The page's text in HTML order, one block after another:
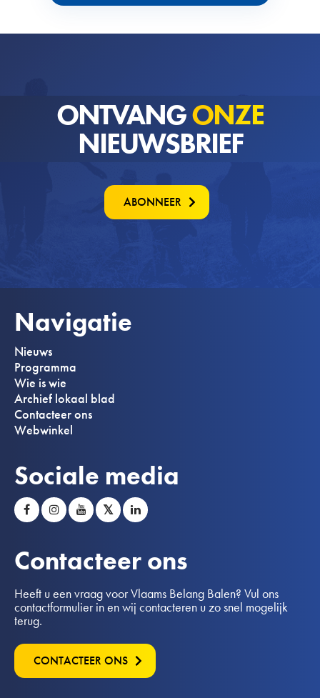
ONTVANGONZE
NIEUWSBRIEF
ABONNEER
Navigatie
Nieuws
Programma
Wie is wie
Archief lokaal blad
Contacteer ons
Webwinkel
Sociale media
𝕏
Contacteer ons
Heeft u een vraag voor Vlaams Belang Balen? Vul ons
contactformulier in en wij contacteren u zo snel mogelijk
terug.
CONTACTEER ONS